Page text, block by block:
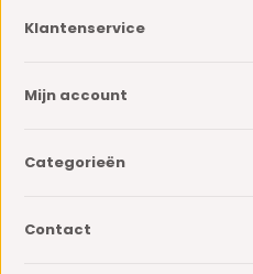
Klantenservice
Mijn account
Categorieën
Contact